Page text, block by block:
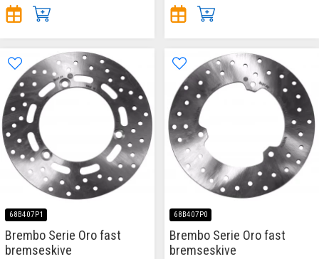
68B407P1
Brembo Serie Oro fast
bremseskive
68B407P0
Brembo Serie Oro fast
bremseskive